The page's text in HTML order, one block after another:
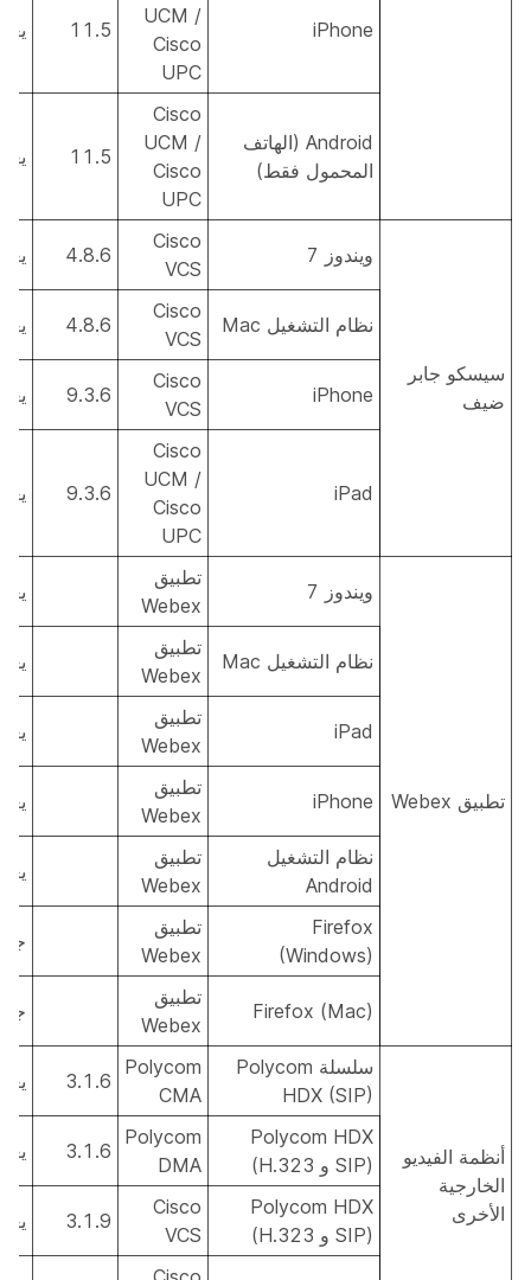
iPhone
UCM /
Cisco
UPC
11.5
Android (الهاتف
المحمول فقط)
Cisco
UCM /
Cisco
UPC
11.5
سيسكو جابر
ضيف
ويندوز 7
Cisco
VCS
4.8.6
نظام التشغيل Mac
Cisco
VCS
4.8.6
iPhone
Cisco
VCS
9.3.6
iPad
Cisco
UCM /
Cisco
UPC
9.3.6
تطبيق Webex
ويندوز 7
تطبيق
Webex
نظام التشغيل Mac
تطبيق
Webex
iPad
تطبيق
Webex
iPhone
تطبيق
Webex
نظام التشغيل
Android
تطبيق
Webex
Firefox
(Windows)
تطبيق
Webex
Firefox (Mac)
تطبيق
Webex
أنظمة الفيديو
الخارجية
الأخرى
سلسلة Polycom
HDX (SIP)
Polycom
CMA
3.1.6
Polycom HDX
(SIP و H.323)
Polycom
DMA
3.1.6
Polycom HDX
(SIP و H.323)
Cisco
VCS
3.1.9